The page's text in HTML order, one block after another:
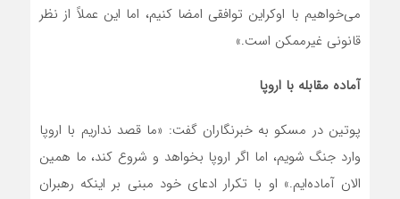
می‌خواهیم با اوکراین توافقی امضا کنیم، اما این عملاً از نظر
قانونی غیرممکن است.»
آماده مقابله با اروپا
پوتین در مسکو به خبرنگاران گفت: «ما قصد نداریم با اروپا
وارد جنگ شویم، اما اگر اروپا بخواهد و شروع کند، ما همین
الان آماده‌ایم.» او با تکرار ادعای خود مبنی بر اینکه رهبران